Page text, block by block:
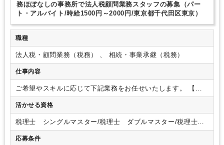
務ほぼなしの事務所で法人税顧問業務スタッフの募集（パー
ト・アルバイト/時給1500円～2000円/東京都千代田区東京）
職種
法人税・顧問業務（税務） 、 相続・事業承継（税務）
仕事内容
ご希望やスキルに応じて下記業務をお任せいたします。
【具
体的な業務内容】・法人税申告書作成業務（上場子会社、中
小中堅会社）
ティング業務 ・株価算定業務・相続税申告業務 等 ※基本的
に入力業務はございません。
活かせる資格
税理士 シングルマスター/税理士 ダブルマスター/税理士試
験 １科目合格/税理士試験 ２科目合格/税理士試験 ３科目
合格/税理士試験 ４科目合格
応募条件